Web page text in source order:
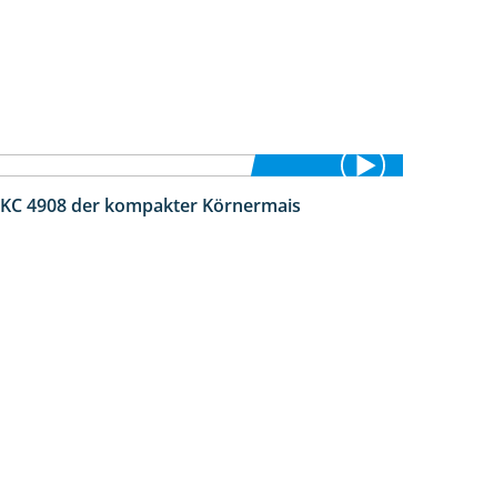
4908 der kompakter Körnermais